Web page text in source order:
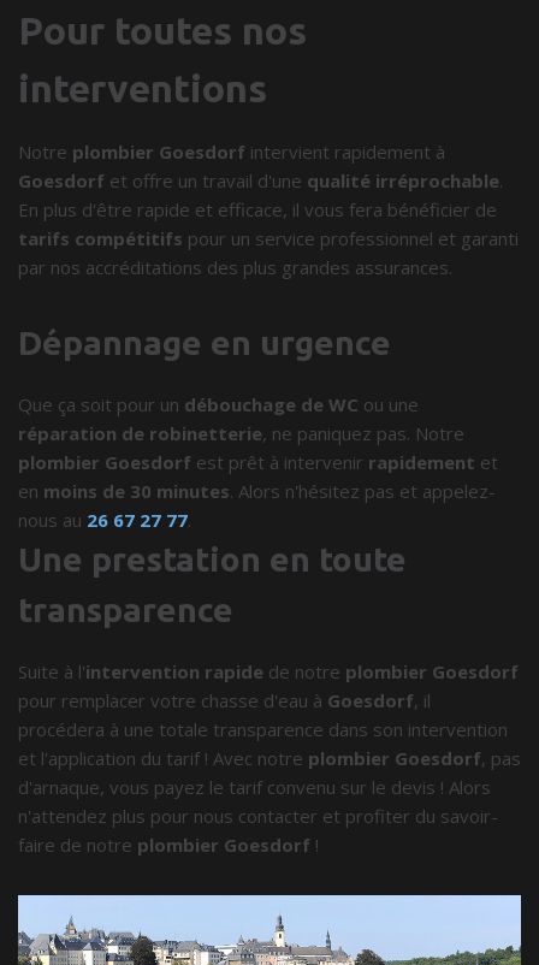
Pour toutes nos
interventions
Notre plombier Goesdorf intervient rapidement à
Goesdorf et offre un travail d'une qualité irréprochable.
En plus d'être rapide et efficace, il vous fera bénéficier de
tarifs compétitifs pour un service professionnel et garanti
par nos accréditations des plus grandes assurances.
Dépannage en urgence
Que ça soit pour un débouchage de WC ou une
réparation de robinetterie, ne paniquez pas. Notre
plombier Goesdorf est prêt à intervenir rapidement et
en moins de 30 minutes. Alors n'hésitez pas et appelez-
nous au 26 67 27 77.
Une prestation en toute
transparence
Suite à l'intervention rapide de notre plombier Goesdorf
pour remplacer votre chasse d'eau à Goesdorf, il
procédera à une totale transparence dans son intervention
et l'application du tarif ! Avec notre plombier Goesdorf, pas
d'arnaque, vous payez le tarif convenu sur le devis ! Alors
n'attendez plus pour nous contacter et profiter du savoir-
faire de notre plombier Goesdorf !